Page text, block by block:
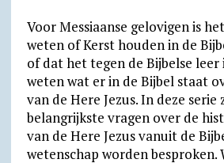
Voor Messiaanse gelovigen is
weten of Kerst houden in de
of dat het tegen de Bijbelse
weten wat er in de Bijbel staat
van de Here Jezus. In deze serie
belangrijkste vragen over de
van de Here Jezus vanuit de
wetenschap worden besproken.